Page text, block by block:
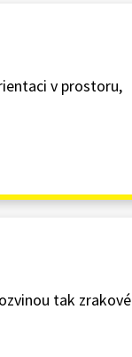
v prostoru,
tak zrakové